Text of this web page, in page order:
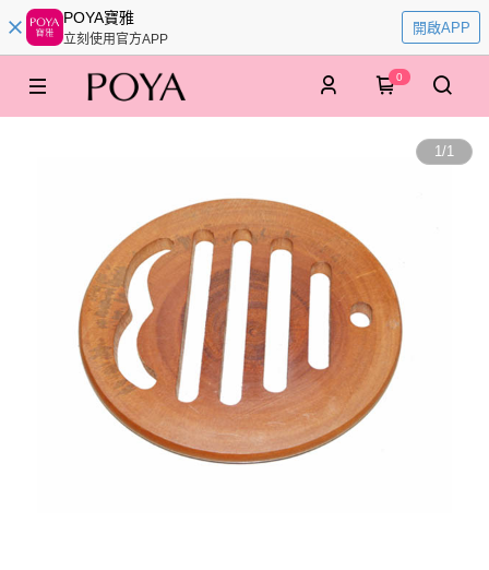
POYA寶雅
立刻使用官方APP
開啟APP
0
1/1